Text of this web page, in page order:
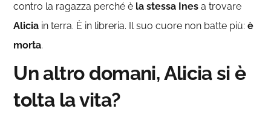
contro la ragazza perché è la stessa Ines a trovare
Alicia in terra. È in libreria. Il suo cuore non batte più:è
morta.
Un altro domani, Alicia si è
tolta la vita?